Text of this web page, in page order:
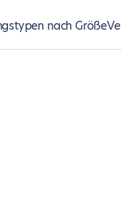
nach Größe